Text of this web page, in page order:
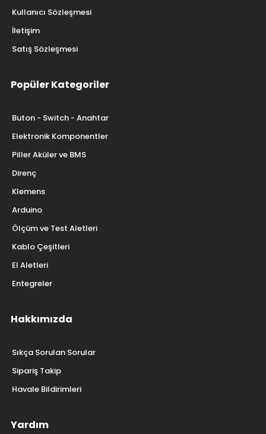
Kullanıcı Sözleşmesi
İletişim
Satış Sözleşmesi
Popüler Kategoriler
Buton - Switch - Anahtar
Elektronik Komponentler
Piller Aküler ve BMS
Direnç
Klemens
Arduino
Ölçüm ve Test Aletleri
Kablo Çeşitleri
El Aletleri
Entegreler
Hakkımızda
Sıkça Sorulan Sorular
Sipariş Takip
Havale Bildirimleri
Yardım